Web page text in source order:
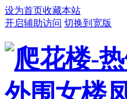
设为首页收藏本站
开启辅助访问 切换到宽版